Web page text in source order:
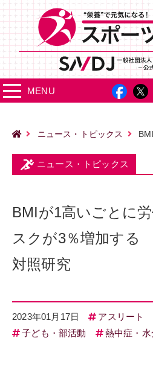
MENU
ニュース・トピックス BMIが1
ニュース・トピックス
BMIが1高いごとに
スクが3％増加する
対照研究
2023年01月17日 アスリート
子ども・部活動
熱中症・